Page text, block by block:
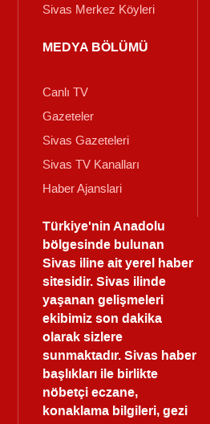
Sivas Merkez Köyleri
MEDYA BÖLÜMÜ
Canlı TV
Gazeteler
Sivas Gazeteleri
Sivas TV Kanalları
Haber Ajanslari
Türkiye'nin Anadolu
bölgesinde bulunan
Sivas iline ait yerel haber
sitesidir. Sivas ilinde
yaşanan gelişmeleri
ekibimiz son dakika
olarak sizlere
sunmaktadır.Sivas haber
başlıkları ile birlikte
nöbetçi eczane,
konaklama bilgileri, gezi